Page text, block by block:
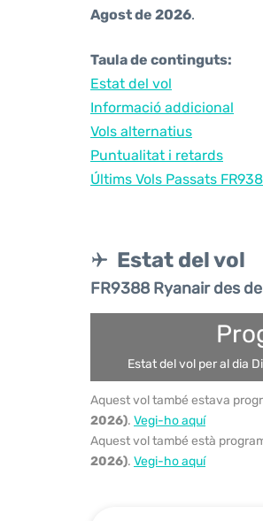
Agost de 2026.
Taula de continguts:
Estat del vol
Informació addicional
Vols alternatius
Puntualitat i retards
Últims Vols Passats
Estat del vol
FR9388 Ryanair des
Estat del vol per al dia
Aquest vol també estava
2026). Vegi-ho aquí
Aquest vol també està
2026). Vegi-ho aquí